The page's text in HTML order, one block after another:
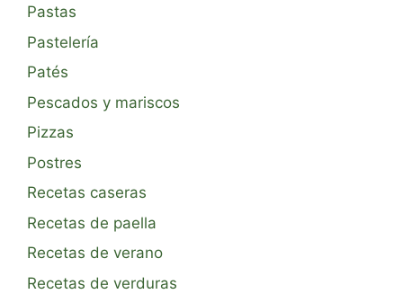
Pastas
Pastelería
Patés
Pescados y mariscos
Pizzas
Postres
Recetas caseras
Recetas de paella
Recetas de verano
Recetas de verduras